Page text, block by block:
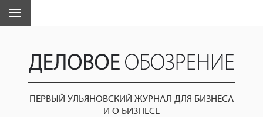
ПЕРВЫЙ УЛЬЯНОВСКИЙ ЖУРНАЛ ДЛЯ БИЗНЕСА
И О БИЗНЕСЕ